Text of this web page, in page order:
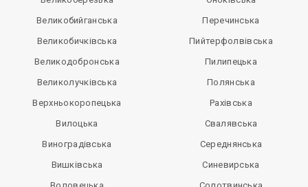
Великобийганська
Великобичківська
Великодобронська
Великолучківська
Верхньокоропецька
Вилоцька
Виноградівська
Вишківська
Перечинська
Пийтерфолвівська
Пилипецька
Полянська
Рахівська
Свалявська
Середнянська
Синевирська